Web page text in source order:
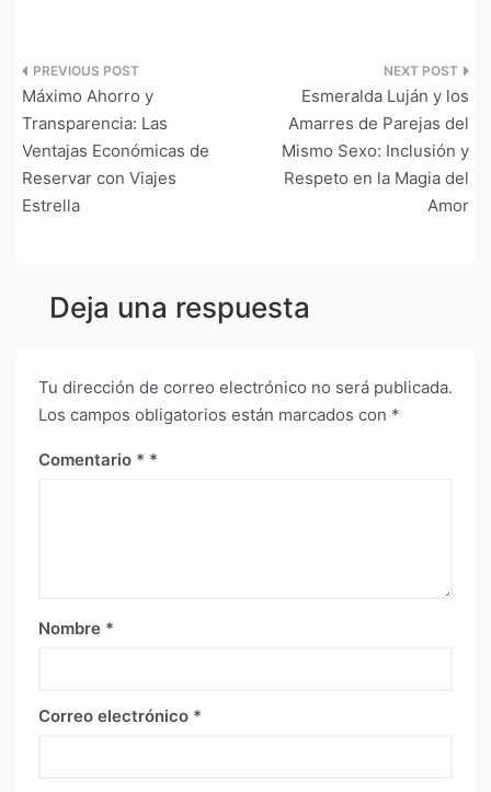
Navegación
de
entradas
Máximo Ahorro y
Transparencia: Las
Ventajas Económicas de
Reservar con Viajes
Estrella
Esmeralda Luján y los
Amarres de Parejas del
Mismo Sexo: Inclusión y
Respeto en la Magia del
Amor
Deja una respuesta
Tu dirección de correo electrónico no será publicada.
Los campos obligatorios están marcados con *
Comentario *
Nombre *
Correo electrónico *